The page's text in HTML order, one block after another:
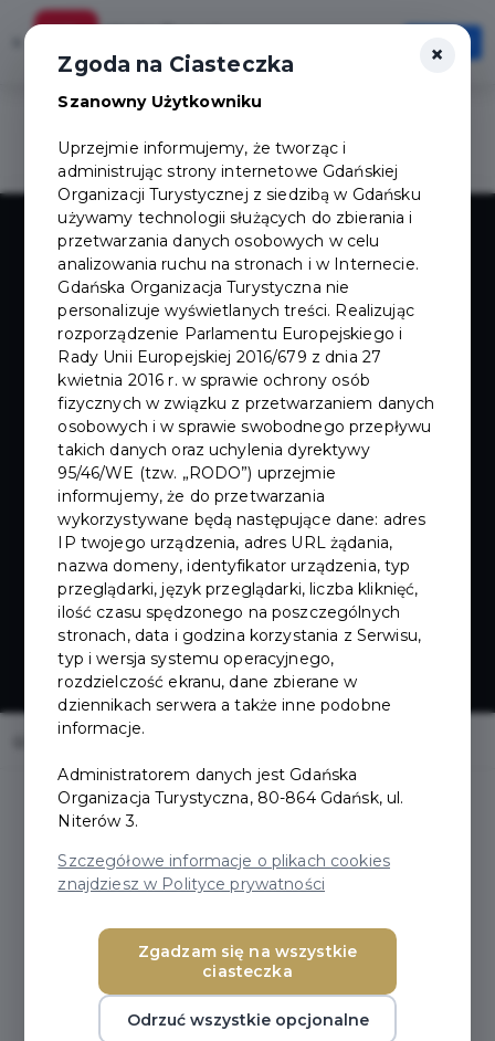
× Szybciej, wygodniej, zawsze pod ręką
Otwórz
SAUNY
LIMITLESS BY
AUTOPAY
×
Zgoda na Ciasteczka
Szanowny Użytkowniku
Uprzejmie informujemy, że tworząc i
administrując strony internetowe Gdańskiej
Organizacji Turystycznej z siedzibą w Gdańsku
używamy technologii służących do zbierania i
przetwarzania danych osobowych w celu
analizowania ruchu na stronach i w Internecie.
Gdańska Organizacja Turystyczna nie
personalizuje wyświetlanych treści. Realizując
rozporządzenie Parlamentu Europejskiego i
Rady Unii Europejskiej 2016/679 z dnia 27
kwietnia 2016 r. w sprawie ochrony osób
fizycznych w związku z przetwarzaniem danych
osobowych i w sprawie swobodnego przepływu
takich danych oraz uchylenia dyrektywy
95/46/WE (tzw. „RODO”) uprzejmie
informujemy, że do przetwarzania
wykorzystywane będą następujące dane: adres
IP twojego urządzenia, adres URL żądania,
nazwa domeny, identyfikator urządzenia, typ
przeglądarki, język przeglądarki, liczba kliknięć,
ilość czasu spędzonego na poszczególnych
stronach, data i godzina korzystania z Serwisu,
typ i wersja systemu operacyjnego,
rozdzielczość ekranu, dane zbierane w
dziennikach serwera a także inne podobne
informacje.
Administratorem danych jest Gdańska
Organizacja Turystyczna, 80-864 Gdańsk, ul.
Niterów 3.
Szczegółowe informacje o plikach cookies
znajdziesz w Polityce prywatności
Zgadzam się na wszystkie
ciasteczka
Odrzuć wszystkie opcjonalne